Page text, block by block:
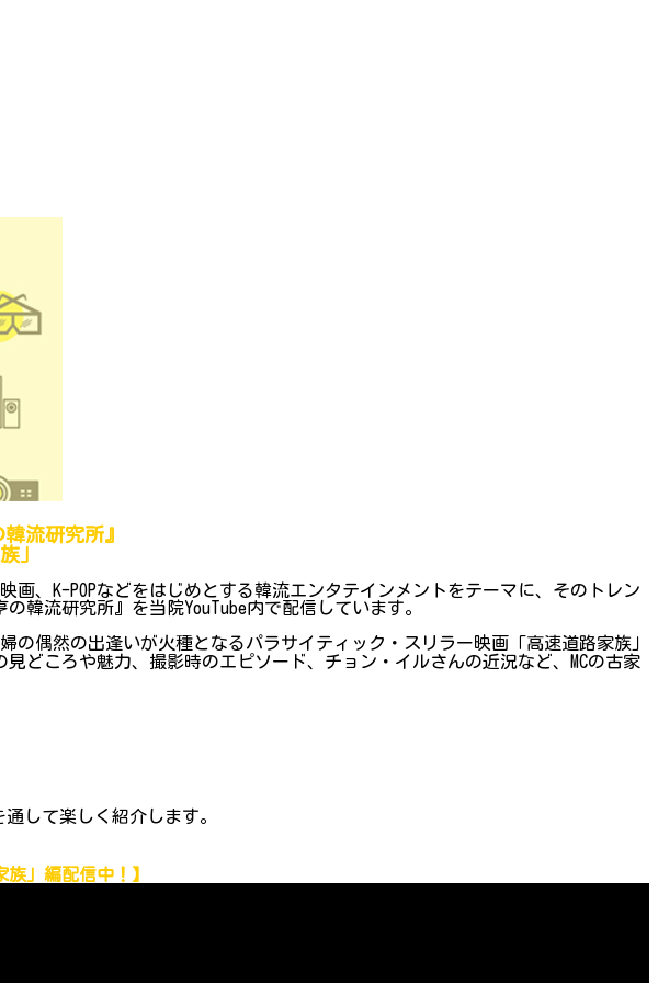
流研究所』
」
、K-POPなどをはじめとする韓流エンタテインメントをテーマに、そのトレン
韓流研究所』を当院YouTube内で配信しています。
偶然の出逢いが火種となるパラサイティック・スリラー映画「高速道路家族」
どころや魅力、撮影時のエピソード、チョン・イルさんの近況など、MCの古家
して楽しく紹介します。
」編配信中！】